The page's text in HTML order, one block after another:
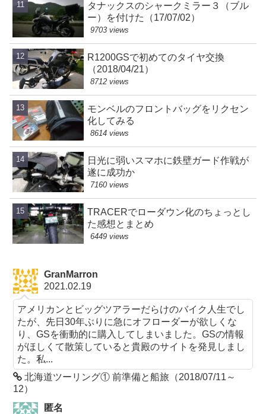
タナックスのシャークミラー３（ブル
ー）を付けた（17/07/02）
9703 views
R1200GSで初めてのタイヤ交換
（2018/04/21）
8712 views
モンベルのフロントバッグをリクセン
化してみる
8614 views
日光に弱いスマホに鉄壁ガード作戦が
遂に成功か
7160 views
TRACERでローダウン化のちょっとし
た感想とまとめ
6449 views
GranMarron
2021.02.19
アメリカンとビッグツアラーだらけのバイク人生でし
たが、先日30年ぶりに急にオフローダーが欲しくな
り、GSを衝動的に購入してしまいました。GSの情報
がほしくて散策していると貴殿のサイトを発見しまし
た。私...
北海道ツーリング① 前準備と船旅（2018/07/11～
12）
匿名